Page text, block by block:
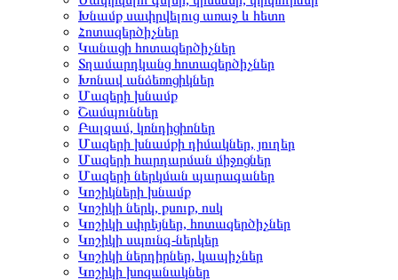
Խնամք սափրվելուց առաջ և հետո
Հոտազերծիչներ
Կանացի հոտազերծիչներ
Տղամարդկանց հոտազերծիչներ
Խոնավ անձեռոցիկներ
Մազերի խնամք
Շամպուններ
Բալզամ, կոնդիցիոներ
Մազերի խնամքի դիմակներ, յուղեր
Մազերի հարդարման միջոցներ
Մազերի ներկման պարագաներ
Կոշիկների խնամք
Կոշիկի ներկ, քսուք, ոսկ
Կոշիկի սփրեյներ, հոտազերծիչներ
Կոշիկի սպունգ-ներկեր
Կոշիկի ներդիրներ, կապիչներ
Կոշիկի խոզանակներ